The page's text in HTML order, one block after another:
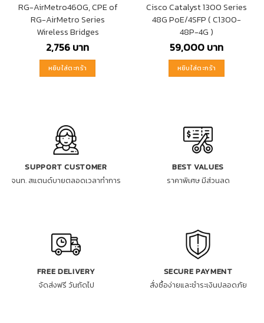
RG-AirMetro460G, CPE of
RG-AirMetro Series
Wireless Bridges
2,756บาท
หยิบใส่ตะกร้า
Cisco Catalyst 1300 Series
48G PoE/4SFP ( C1300-
48P-4G )
59,000บาท
หยิบใส่ตะกร้า
SUPPORT CUSTOMER
จนท. สแตนด์บายตลอดเวลาทำการ
BEST VALUES
ราคาพิเศษ มีส่วนลด
FREE DELIVERY
จัดส่งฟรี วันถัดไป
SECURE PAYMENT
สั่งซื้อง่ายและชำระเงินปลอดภัย